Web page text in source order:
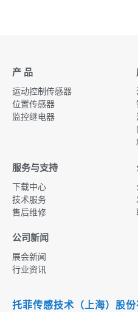
产 品
运动控制传感器
位置传感器
监控继电器
服务与支持
下载中心
技术服务
售后维修
公司新闻
展会新闻
行业资讯
托菲传感技术（上海）股份